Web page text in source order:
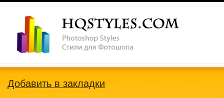
Photoshop Styles, Стили для Фотошопа
Добавить в закладки